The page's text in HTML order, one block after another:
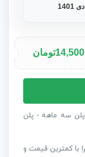
14,500تومان
سه ماهه - پلن